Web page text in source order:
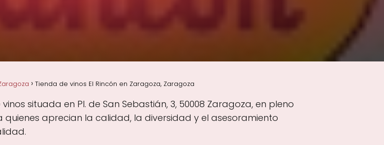
Tienda de vinos El Rincón en Zaragoza, Zaragoza
situada en Pl. de San Sebastián, 3, 50008 Zaragoza, en pleno
aprecian la calidad, la diversidad y el asesoramiento